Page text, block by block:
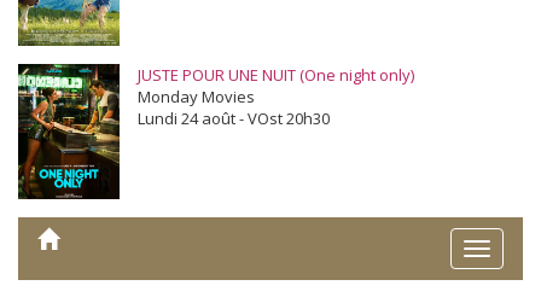
JUSTE POUR UNE NUIT (One night only)
Monday Movies
Lundi 24 août - VOst 20h30
Toggle